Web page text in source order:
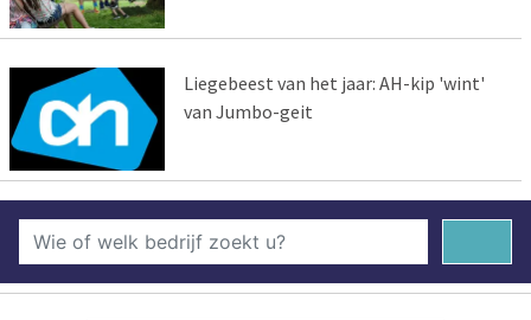
Liegebeest van het jaar: AH-kip 'wint'
van Jumbo-geit